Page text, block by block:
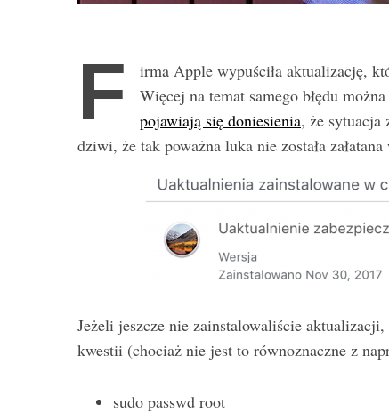
F
irma Apple wypuściła aktualizację,
Więcej na temat samego błędu można
pojawiają się doniesienia, że sytuacja
dziwi, że tak poważna luka nie została załatana
Jeżeli jeszcze nie zainstalowaliście
kwestii (chociaż nie jest to równoznaczne z
sudo passwd root
S
r
c
h
f
o
: